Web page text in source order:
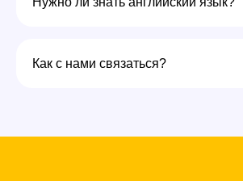
Как с нами связаться?